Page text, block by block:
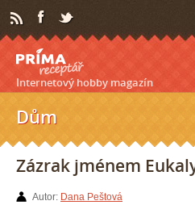
Internetový hobby magazín
Dům
Zázrak jménem
Autor: Dana Peštová